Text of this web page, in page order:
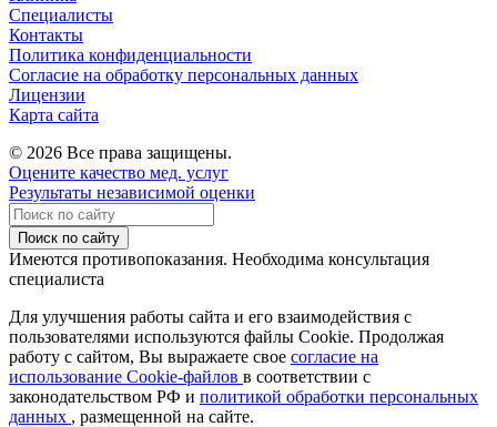
Специалисты
Контакты
Политика конфиденциальности
Согласие на обработку персональных данных
Лицензии
Карта сайта
© 2026 Все права защищены.
Оцените качество мед. услуг
Результаты независимой оценки
Поиск по сайту
Имеются противопоказания. Необходима консультация
специалиста
Для улучшения работы сайта и его взаимодействия с
пользователями используются файлы Cookie. Продолжая
работу с сайтом, Вы выражаете свое согласие на
использование Cookie-файлов в соответствии с
законодательством РФ и политикой обработки персональных
данных , размещенной на сайте.